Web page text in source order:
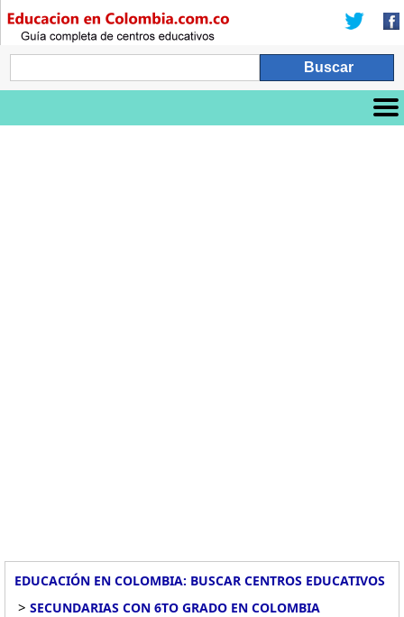
EDUCACIÓN EN COLOMBIA: BUSCAR CENTROS EDUCATIVOS
> SECUNDARIAS CON 6TO GRADO EN COLOMBIA